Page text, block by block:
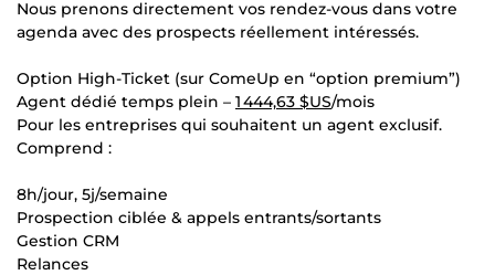
Nous prenons directement vos rendez-vous dans votre
agenda avec des prospects réellement intéressés.
Option High-Ticket (sur ComeUp en “option premium”)
Agent dédié temps plein – 1 444,63 $US/mois
Pour les entreprises qui souhaitent un agent exclusif.
Comprend :
8h/jour, 5j/semaine
Prospection ciblée & appels entrants/sortants
Gestion CRM
Relances